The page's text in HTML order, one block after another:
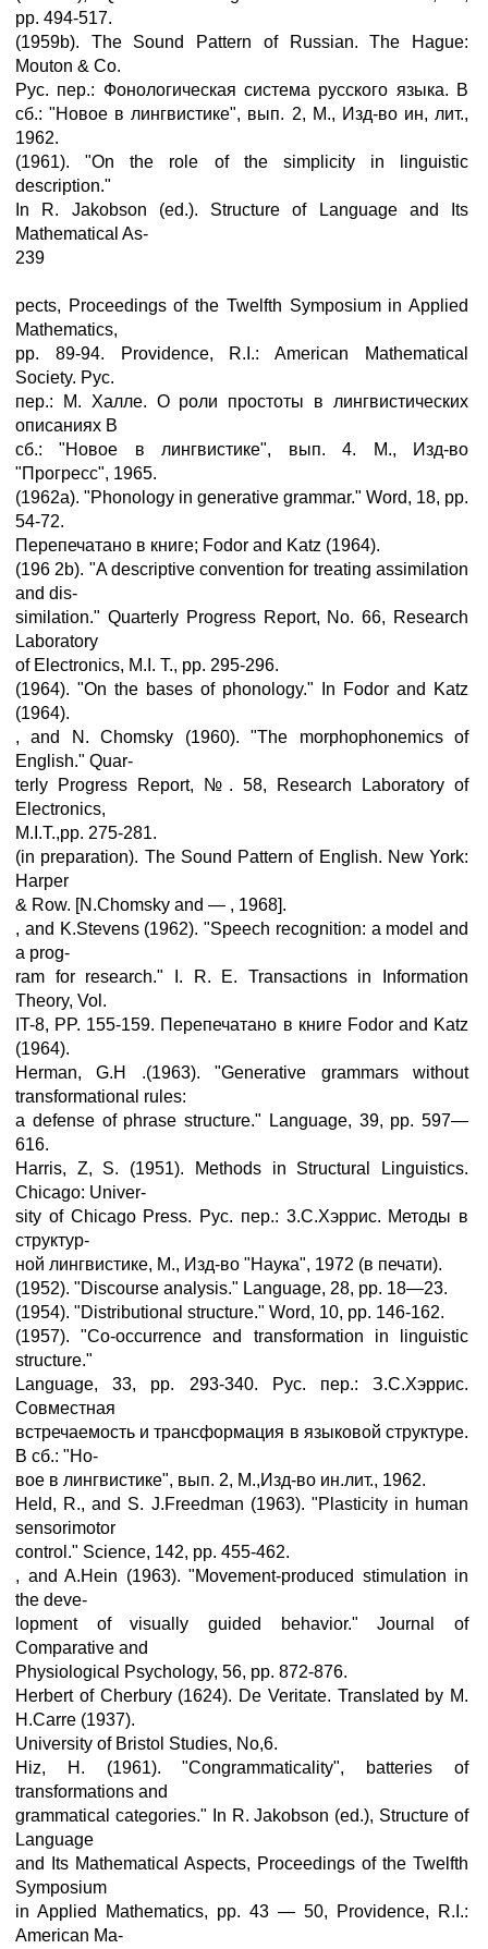
pp. 494-517.
(1959b). The Sound Pattern of Russian. The Hague:
Mouton & Co.
Рус. пер.: Фонологическая система русского языка. В
сб.: "Новое в лингвистике", вып. 2, М., Изд-во ин, лит.,
1962.
(1961). "On the role of the simplicity in linguistic
description."
In R. Jakobson (ed.). Structure of Language and Its
Mathematical As-
239
pects, Proceedings of the Twelfth Symposium in Applied
Mathematics,
pp. 89-94. Providence, R.I.: American Mathematical
Society. Рус.
пер.: M. Халле. О роли простоты в лингвистических
описаниях В
сб.: "Новое в лингвистике", вып. 4. М., Изд-во
"Прогресс", 1965.
(1962а). "Phonology in generative grammar." Word, 18, pp.
54-72.
Перепечатано в книге; Fodor and Katz (1964).
(196 2b). "A descriptive convention for treating assimilation
and dis-
similation." Quarterly Progress Report, No. 66, Research
Laboratory
of Electronics, M.I. T., pp. 295-296.
(1964). "On the bases of phonology." In Fodor and Katz
(1964).
, and N. Chomsky (1960). "The morphophonemics of
English." Quar-
terly Progress Report, №. 58, Research Laboratory of
Electronics,
M.I.T.,pp. 275-281.
(in preparation). The Sound Pattern of English. New York:
Harper
& Row. [N.Chomsky and — , 1968].
, and K.Stevens (1962). "Speech recognition: a model and
a prog-
ram for research." I. R. E. Transactions in Information
Theory, Vol.
IT-8, PP. 155-159. Перепечатано в книге Fodor and Katz
(1964).
Herman, G.H .(1963). "Generative grammars without
transformational rules:
a defense of phrase structure." Language, 39, pp. 597—
616.
Harris, Z, S. (1951). Methods in Structural Linguistics.
Chicago: Univer-
sity of Chicago Press. Рус. пер.: 3.С.Хэррис. Методы в
структур-
ной лингвистике, М., Изд-вo "Наука", 1972 (в печати).
(1952). "Discourse analysis." Language, 28, pp. 18—23.
(1954). "Distributional structure." Word, 10, pp. 146-162.
(1957). "Co-occurrence and transformation in linguistic
structure."
Language, 33, pp. 293-340. Рус. пер.: З.С.Хэррис.
Совместная
встречаемость и трансформация в языковой структуре.
В сб.: "Но-
вое в лингвистике", вып. 2, М.,Изд-во ин.лит., 1962.
Held, R., and S. J.Freedman (1963). "Plasticity in human
sensorimotor
control." Science, 142, pp. 455-462.
, and A.Hein (1963). "Movement-produced stimulation in
the deve-
lopment of visually guided behavior." Journal of
Comparative and
Physiological Psychology, 56, pp. 872-876.
Herbert of Cherbury (1624). De Veritate. Translated by M.
H.Carre (1937).
University of Bristol Studies, No,6.
Hiz, H. (1961). "Congrammaticality", batteries of
transformations and
grammatical categories." In R. Jakobson (ed.), Structure of
Language
and Its Mathematical Aspects, Proceedings of the Twelfth
Symposium
in Applied Mathematics, pp. 43 — 50, Providence, R.I.:
American Ma-